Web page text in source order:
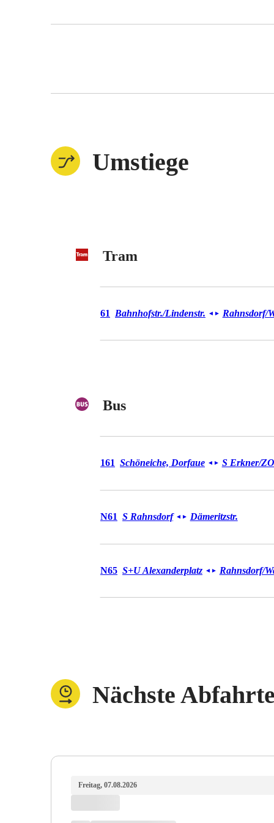
Umstiege
Tram
Tram 61
61 Bahnhofstr./​Lindenstr. ◄ ► Rahnsdorf/​
Bus
Bus 161
161 Schöneiche, Dorfaue ◄ ► S Erkner/​
Bus N61
N61 S Rahnsdorf ◄ ► Dämeritzstr.
Bus N65
N65 S+U Alexanderplatz ◄ ► Rahnsdorf/​
Nächste
Freitag, 07.08.2026